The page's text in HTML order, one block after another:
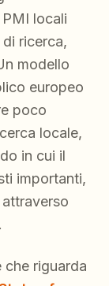
locali
ricerca,
modello
europeo
poco
locale,
in cui il
importanti,
che riguarda